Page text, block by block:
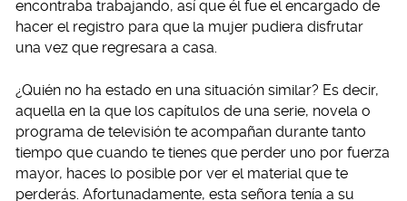
encontraba trabajando, así que él fue el encargado de
hacer el registro para que la mujer pudiera disfrutar
una vez que regresara a casa.
¿Quién no ha estado en una situación similar? Es decir,
aquella en la que los capítulos de una serie, novela o
programa de televisión te acompañan durante tanto
tiempo que cuando te tienes que perder uno por fuerza
mayor, haces lo posible por ver el material que te
perderás. Afortunadamente, esta señora tenía a su